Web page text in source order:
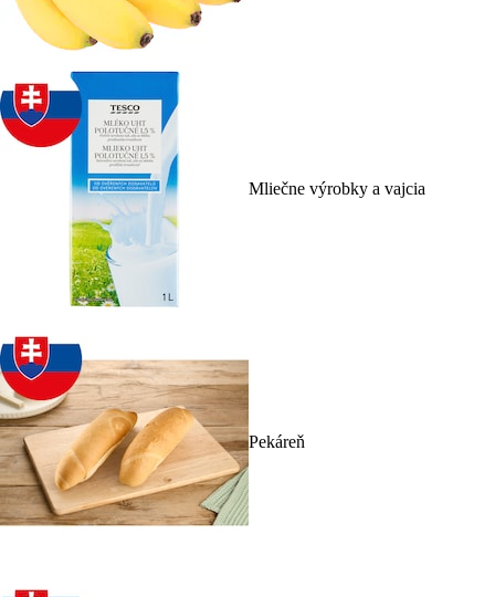
Mliečne výrobky a vajcia
Pekáreň